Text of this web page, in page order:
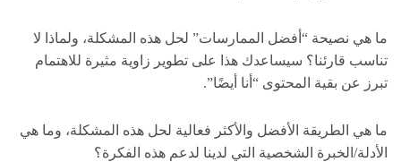
ما هي نصيحة “أفضل الممارسات” لحل هذه المشكلة، ولماذا لا
تناسب قارئنا؟ سيساعدك هذا على تطوير زاوية مثيرة للاهتمام
تبرز عن بقية المحتوى “أنا أيضًا”.
ما هي الطريقة الأفضل والأكثر فعالية لحل هذه المشكلة، وما هي
الأدلة/الخبرة الشخصية التي لدينا لدعم هذه الفكرة؟